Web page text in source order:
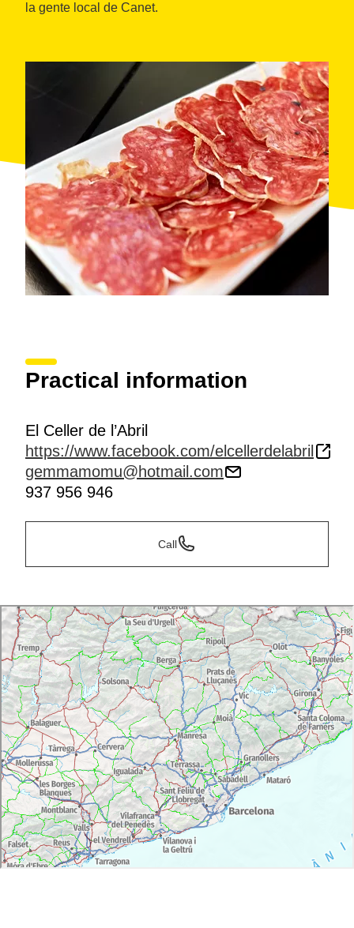
la gente local de Canet.
Practical information
El Celler de l’Abril
https://www.facebook.com/elcellerdelabril
gemmamomu@hotmail.com
937 956 946
Call